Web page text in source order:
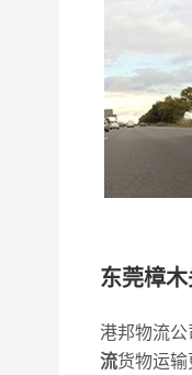
东莞樟
港邦物流
流货物运